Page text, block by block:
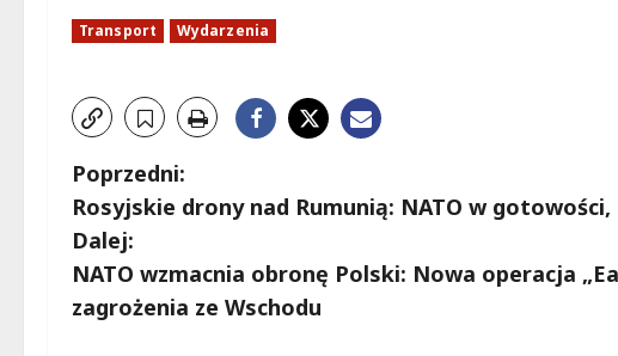
Transport Wydarzenia
Z
o
b
a
Poprzedni:
Rosyjskie drony nad Rumunią: NATO w gotowości,
Dalej:
NATO wzmacnia obronę Polski: Nowa operacja
zagrożenia ze Wschodu